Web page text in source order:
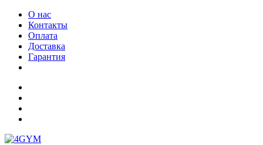
О нас
Контакты
Оплата
Доставка
Гарантия